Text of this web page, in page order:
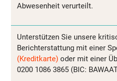
Abwesenheit verurteilt.
Unterstützen Sie unsere
Berichterstattung mit einer
(Kreditkarte) oder mit einer
0200 1086 3865 (BIC: